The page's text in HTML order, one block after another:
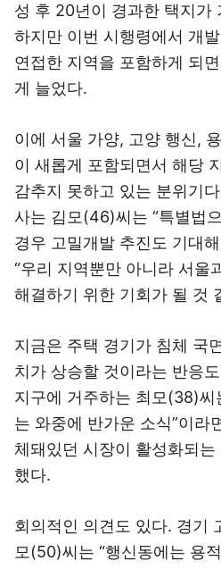
성 후 20년이 경과한 택지가
하지만 이번 시행령에서 개
연접한 지역을 포함하게 되
게 늘었다.
이에 서울 가양, 고양 행신,
이 새롭게 포함되면서 해당
감추지 못하고 있는 분위기
사는 김모(46)씨는 “특별법
경우 고밀개발 추진도 기대
“우리 지역뿐만 아니라 서울
해결하기 위한 기회가 될 것
지금은 주택 경기가 침체 국
치가 상승할 것이라는 반응
지구에 거주하는 최모(38)씨
는 와중에 반가운 소식”이라
체돼있던 시장이 활성화되는
했다.
회의적인 의견도 있다. 경기
모(50)씨는 “행신동에는 용